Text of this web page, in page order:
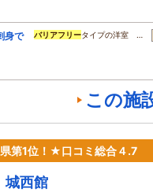
身で
バリアフリータイプの洋室 …
この施
第1位！★口コミ総合４.7
城西館